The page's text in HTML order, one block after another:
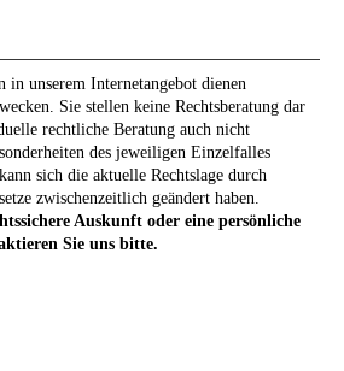
in unserem Internetangebot dienen
Sie stellen keine Rechtsberatung dar
rechtliche Beratung auch nicht
des jeweiligen Einzelfalles
sich die aktuelle Rechtslage durch
zwischenzeitlich geändert haben.
Auskunft oder eine persönliche
Sie uns bitte.